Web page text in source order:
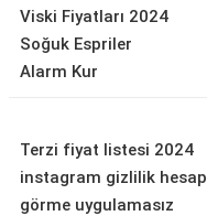
Viski Fiyatları 2024
Soğuk Espriler
Alarm Kur
Terzi fiyat listesi 2024
instagram gizlilik hesap
görme uygulamasız